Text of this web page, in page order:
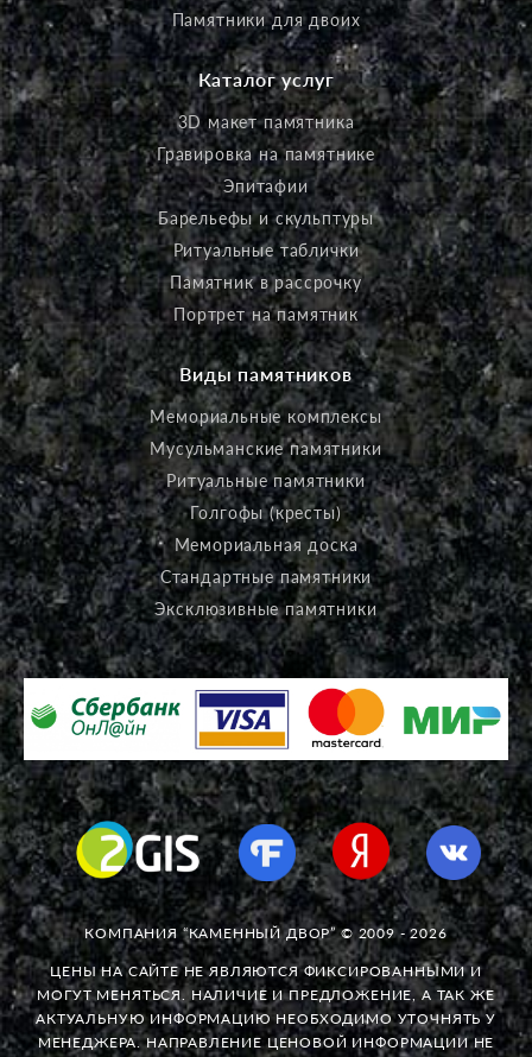
Памятники для двоих
Каталог услуг
3D макет памятника
Гравировка на памятнике
Эпитафии
Барельефы и скульптуры
Ритуальные таблички
Памятник в рассрочку
Портрет на памятник
Виды памятников
Мемориальные комплексы
Мусульманские памятники
Ритуальные памятники
Голгофы (кресты)
Мемориальная доска
Стандартные памятники
Эксклюзивные памятники
КОМПАНИЯ “КАМЕННЫЙ ДВОР” © 2009 - 2026
ЦЕНЫ НА САЙТЕ НЕ ЯВЛЯЮТСЯ ФИКСИРОВАННЫМИ И
МОГУТ МЕНЯТЬСЯ. НАЛИЧИЕ И ПРЕДЛОЖЕНИЕ, А ТАК ЖЕ
АКТУАЛЬНУЮ ИНФОРМАЦИЮ НЕОБХОДИМО УТОЧНЯТЬ У
МЕНЕДЖЕРА. НАПРАВЛЕНИЕ ЦЕНОВОЙ ИНФОРМАЦИИ НЕ